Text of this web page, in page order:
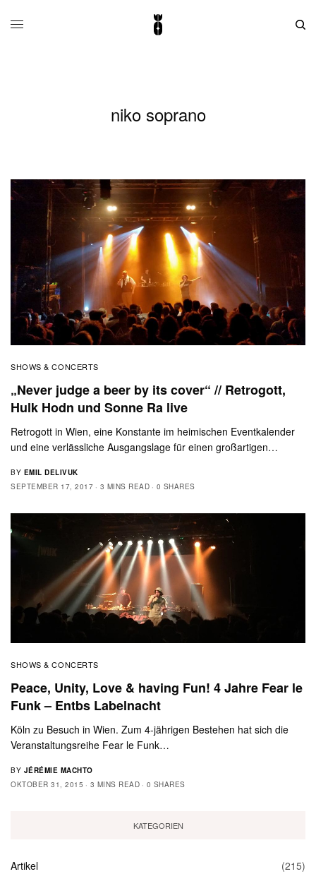
niko soprano
SHOWS & CONCERTS
„Never judge a beer by its cover“ // Retrogott,
Hulk Hodn und Sonne Ra live
Retrogott in Wien, eine Konstante im heimischen Eventkalender
und eine verlässliche Ausgangslage für einen großartigen…
BY EMIL DELIVUK
SEPTEMBER 17, 2017
3 MINS READ 0 SHARES
SHOWS & CONCERTS
Peace, Unity, Love & having Fun! 4 Jahre Fear le
Funk – Entbs Labelnacht
Köln zu Besuch in Wien. Zum 4-jährigen Bestehen hat sich die
Veranstaltungsreihe Fear le Funk…
BY JÉRÉMIE MACHTO
OKTOBER 31, 2015
3 MINS READ 0 SHARES
KATEGORIEN
Artikel
(215)